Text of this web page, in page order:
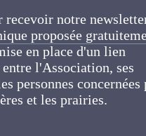
SOPHIE, CARRERE
et valeur
AOP du
RENE, VIOLLEAU
notre
proposée
vise la mise en
et vivant entre
et toutes les
par les cultures